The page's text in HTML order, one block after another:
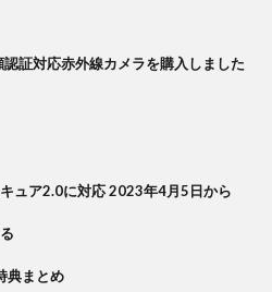
証対応赤外線カメラを購入しました
ュア2.0に対応 2023年4月5日から
典まとめ